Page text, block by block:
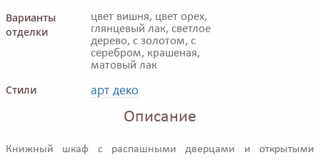
Варианты
отделки
цвет вишня, цвет орех,
глянцевый лак, светлое
дерево, с золотом, с
серебром, крашеная,
матовый лак
Стили арт деко
Описание
Книжный шкаф с распашными дверцами и открытыми